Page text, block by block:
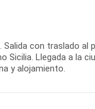
Salida con traslado al
Sicilia. Llegada a la